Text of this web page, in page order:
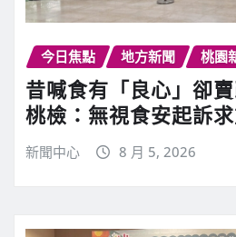
今日焦點 地方新聞 桃園
昔喊食有「良心」卻
桃檢：無視食安起訴
新聞中心 8 月 5, 2026